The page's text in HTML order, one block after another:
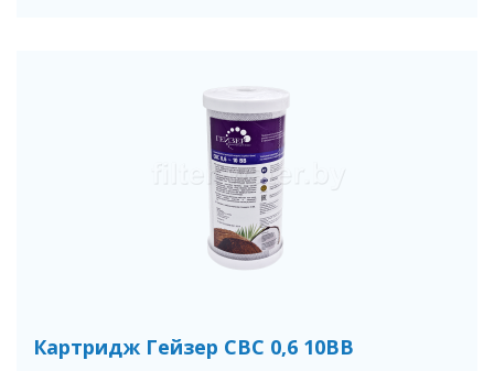
Картридж Гейзер СВС 0,6 10BB